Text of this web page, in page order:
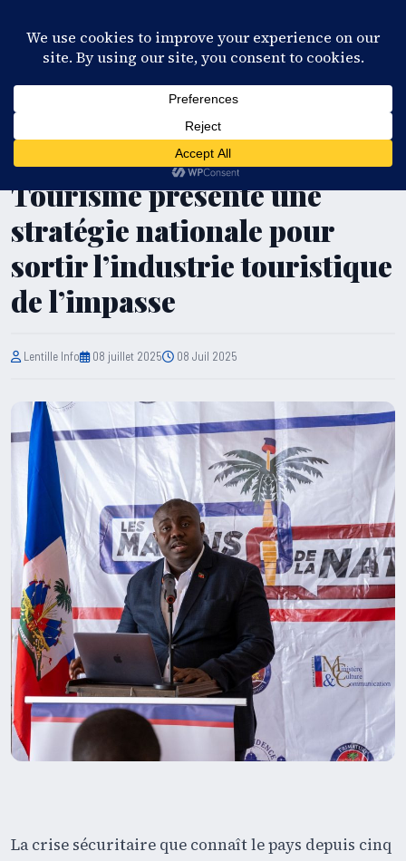
Haïti : le ministre du
Tourisme présente une
stratégie nationale pour
sortir l’industrie touristique
de l’impasse
Lentille Info 08 juillet 2025 08 Juil 2025
La crise sécuritaire que connaît le pays depuis cinq